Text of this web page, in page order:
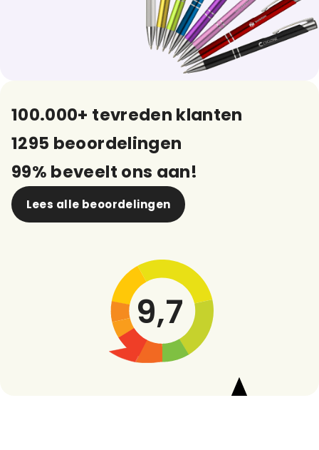
100.000+ tevreden klanten
1295 beoordelingen
99% beveelt ons aan!
Lees alle beoordelingen
9,7